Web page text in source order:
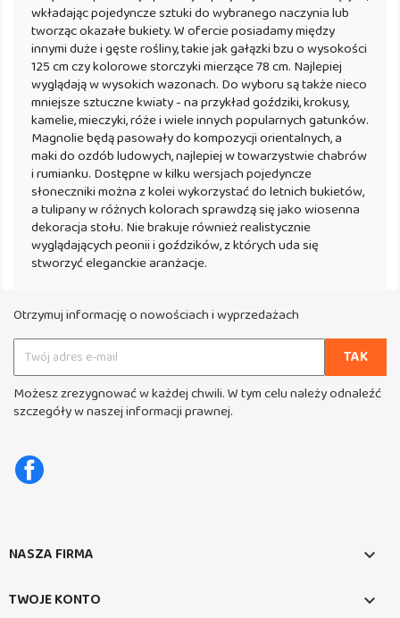
wkładając pojedyncze sztuki do wybranego naczynia lub
tworząc okazałe bukiety. W ofercie posiadamy między
innymi duże i gęste rośliny, takie jak gałązki bzu o wysokości
125 cm czy kolorowe storczyki mierzące 78 cm. Najlepiej
wyglądają w wysokich wazonach. Do wyboru są także nieco
mniejsze sztuczne kwiaty - na przykład goździki, krokusy,
kamelie, mieczyki, róże i wiele innych popularnych gatunków.
Magnolie będą pasowały do kompozycji orientalnych, a
maki do ozdób ludowych, najlepiej w towarzystwie chabrów
i rumianku. Dostępne w kilku wersjach pojedyncze
słoneczniki można z kolei wykorzystać do letnich bukietów,
a tulipany w różnych kolorach sprawdzą się jako wiosenna
dekoracja stołu. Nie brakuje również realistycznie
wyglądających peonii i goździków, z których uda się
stworzyć eleganckie aranżacje.
Otrzymuj informację o nowościach i wyprzedażach
Możesz zrezygnować w każdej chwili. W tym celu należy odnaleźć
szczegóły w naszej informacji prawnej.
NASZA FIRMA 
TWOJE KONTO 